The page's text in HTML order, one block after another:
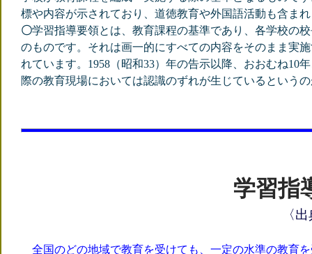
標や内容が示されており、道徳教育や外国語活動も含ま
〇学習指導要領とは、教育課程の基準であり、各学校の
のものです。それは画一的にすべての内容をそのまま実
れています。1958（昭和33）年の告示以降、おおむね10
際の教育現場においては認識のずれが生じているという
学習指
〈
全国のどの地域で教育を受けても、一定の水準の教育